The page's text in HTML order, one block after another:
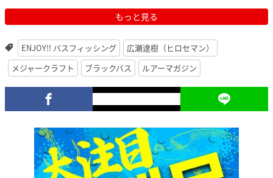
もっと見る
ENJOY!! バスフィッシング
広瀬達樹（ヒロセマン）
メジャークラフト
ブラックバス ルアーマガジン